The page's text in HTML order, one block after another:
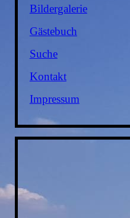
Bildergalerie
Gästebuch
Suche
Kontakt
Impressum